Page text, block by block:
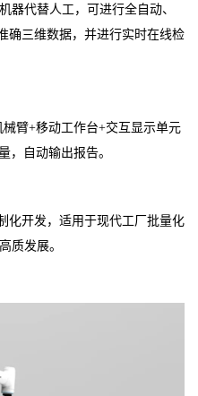
器代替人工，可进行全自动、
确三维数据，并进行实时在线检
臂+移动工作台+交互显示单元
，自动输出报告。
化开发，适用于现代工厂批量化
质发展。